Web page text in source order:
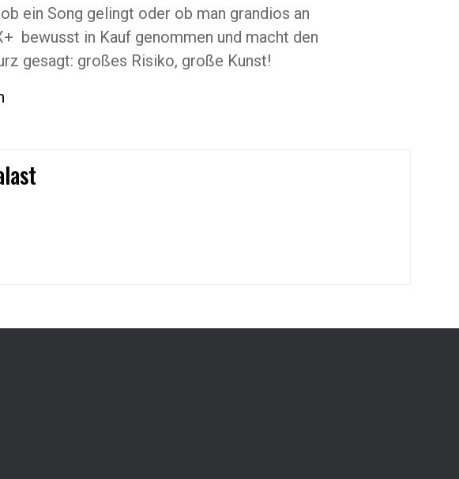
ein Song gelingt oder ob man grandios an
bewusst in Kauf genommen und macht den
gesagt: großes Risiko, große Kunst!